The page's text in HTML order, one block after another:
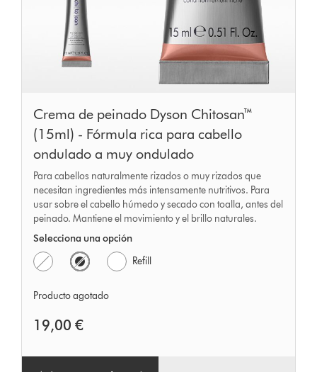
Crema de peinado Dyson Chitosan™
(15ml) - Fórmula rica para cabello
ondulado a muy ondulado
Para cabellos naturalmente rizados o muy rizados que
necesitan ingredientes más intensamente nutritivos. Para
usar sobre el cabello húmedo y secado con toalla, antes del
peinado. Mantiene el movimiento y el brillo naturales.
Selecciona una opción
Refill
Producto agotado
19,00 €